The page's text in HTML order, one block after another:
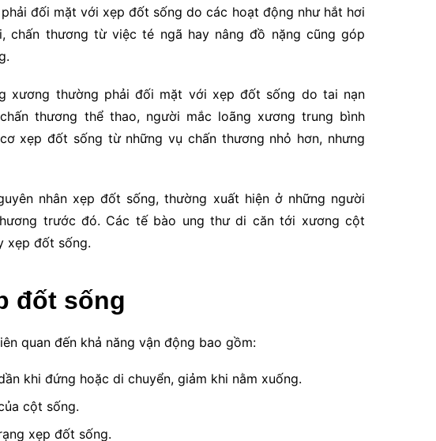
đối mặt với xẹp đốt sống do các hoạt động như hắt hơi
chấn thương từ việc té ngã hay nâng đồ nặng cũng góp
xương thường phải đối mặt với xẹp đốt sống do tai nạn
thương thể thao, người mắc loãng xương trung bình
xẹp đốt sống từ những vụ chấn thương nhỏ hơn, nhưng
nhân xẹp đốt sống, thường xuất hiện ở những người
trước đó. Các tế bào ung thư di căn tới xương cột
xẹp đốt sống.
đốt sống
quan đến khả năng vận động bao gồm:
khi đứng hoặc di chuyển, giảm khi nằm xuống.
cột sống.
xẹp đốt sống.